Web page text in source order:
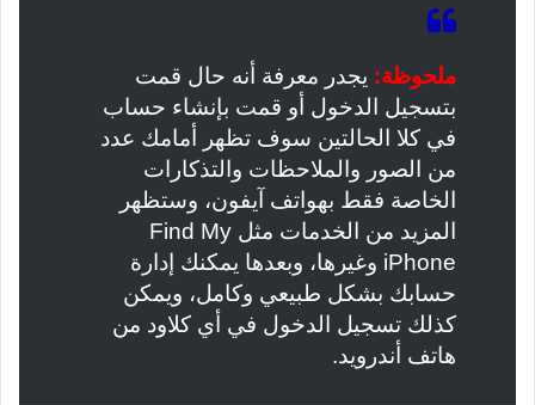
ملحوظة: يجدر معرفة أنه حال قمت
بتسجيل الدخول أو قمت بإنشاء حساب
في كلا الحالتين سوف تظهر أمامك عدد
من الصور والملاحظات والتذكارات
الخاصة فقط بهواتف آيفون، وستظهر
المزيد من الخدمات مثل Find My
iPhone وغيرها، وبعدها يمكنك إدارة
حسابك بشكل طبيعي وكامل، ويمكن
كذلك تسجيل الدخول في أي كلاود من
هاتف أندرويد.